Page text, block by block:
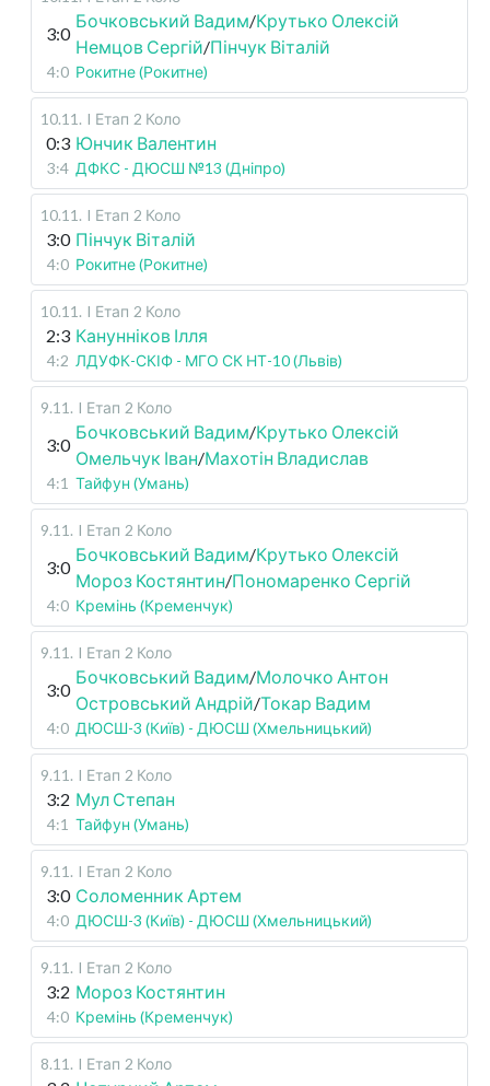
3:0
Бочковський Вадим/Крутько Олексій
Немцов Сергій/Пінчук Віталій
4:0 Рокитне (Рокитне)
10.11 . I Етап 2 Коло
0:3 Юнчик Валентин
3:4 ДФКС - ДЮСШ №13 (Дніпро)
10.11 . I Етап 2 Коло
3:0 Пінчук Віталій
4:0 Рокитне (Рокитне)
10.11 . I Етап 2 Коло
2:3 Канунніков Ілля
4:2 ЛДУФК-СКІФ - МГО СК НТ-10 (Львів)
9.11 . I Етап 2 Коло
3:0
Бочковський Вадим/Крутько Олексій
Омельчук Іван/Махотін Владислав
4:1 Тайфун (Умань)
9.11 . I Етап 2 Коло
3:0
Бочковський Вадим/Крутько Олексій
Мороз Костянтин/Пономаренко Сергій
4:0 Кремінь (Кременчук)
9.11 . I Етап 2 Коло
3:0
Бочковський Вадим/Молочко Антон
Островський Андрій/Токар Вадим
4:0 ДЮСШ-3 (Київ) - ДЮСШ (Хмельницький)
9.11 . I Етап 2 Коло
3:2 Мул Степан
4:1 Тайфун (Умань)
9.11 . I Етап 2 Коло
3:0 Соломенник Артем
4:0 ДЮСШ-3 (Київ) - ДЮСШ (Хмельницький)
9.11 . I Етап 2 Коло
3:2 Мороз Костянтин
4:0 Кремінь (Кременчук)
8.11 . I Етап 2 Коло